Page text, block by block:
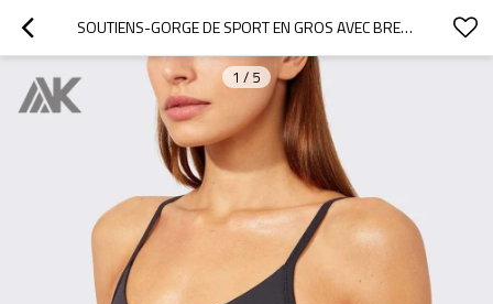
SOUTIENS-GORGE DE SPORT EN GROS AVEC BRETELLES RÉGLABLES ET COL EN V AVEC REMBOURRAGE INTÉGRÉ-AKTIK
1 / 5